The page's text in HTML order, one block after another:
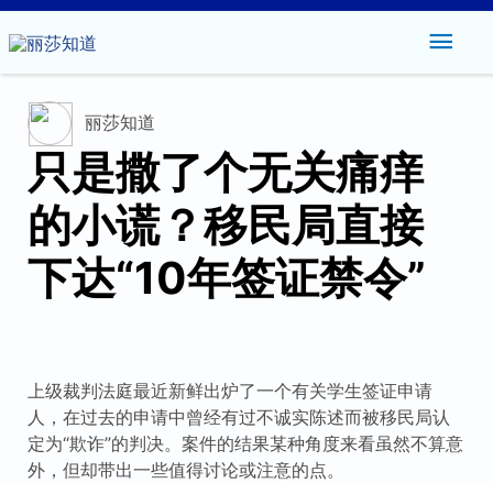
主
丽莎知道
只是撒了个无关痛痒
的小谎？移民局直接
下达“10年签证禁令”
上级裁判法庭最近新鲜出炉了一个有关学生签证申请
人，在过去的申请中曾经有过不诚实陈述而被移民局认
定为“欺诈”的判决。案件的结果某种角度来看虽然不算意
外，但却带出一些值得讨论或注意的点。